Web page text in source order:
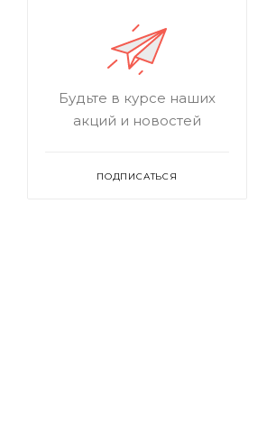
Будьте в курсе наших
акций и новостей
ПОДПИСАТЬСЯ